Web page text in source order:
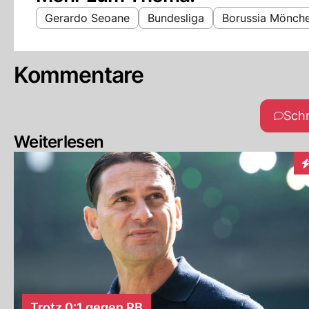
Gerardo Seoane Bundesliga Borussia
Kommentare
Weiterlesen